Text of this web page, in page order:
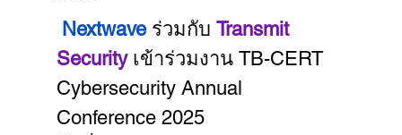
Nextwave ร่วมกับ Transmit
Security เข้าร่วมงาน TB-CERT
Cybersecurity Annual
Conference 2025